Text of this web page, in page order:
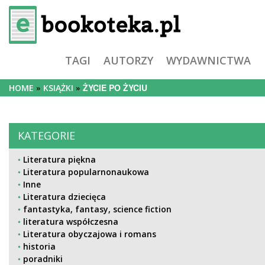
TAGI AUTORZY WYDAWNICTWA
HOME KSIĄŻKI ŻYCIE PO ŻYCIU
KATEGORIE
Literatura piękna
Literatura popularnonaukowa
Inne
Literatura dziecięca
fantastyka, fantasy, science fiction
literatura współczesna
Literatura obyczajowa i romans
historia
poradniki